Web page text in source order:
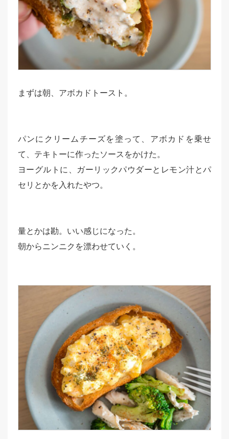
まずは朝、アボカドトースト。
パンにクリームチーズを塗って、アボカドを乗せ
て、テキトーに作ったソースをかけた。
ヨーグルトに、ガーリックパウダーとレモン汁とパ
セリとかを入れたやつ。
量とかは勘。いい感じになった。
朝からニンニクを漂わせていく。